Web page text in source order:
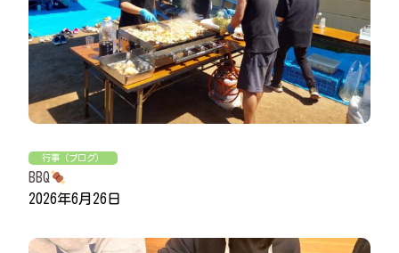
行事（ブログ）
BBQ
2026年6月26日